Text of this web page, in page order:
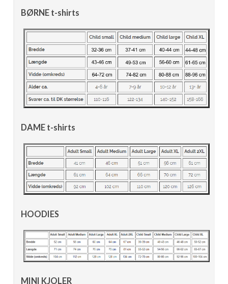
BØRNE t-shirts
DAME t-shirts
HOODIES
MINI KJOLER